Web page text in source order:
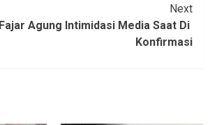
Next
Agung ‎Intimidasi Media Saat Di
Konfirmasi‎‎